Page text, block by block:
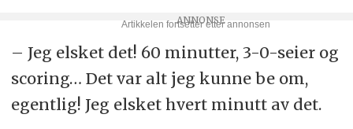
– Jeg elsket det! 60 minutter, 3-0-seier og
scoring… Det var alt jeg kunne be om,
egentlig! Jeg elsket hvert minutt av det.